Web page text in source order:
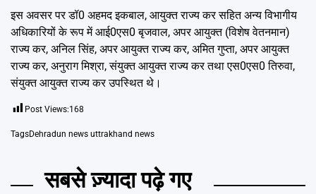
इस अवसर पर डॉ0 अहमद इकबाल, आयुक्त राज्य कर सहित अन्य विभागीय
अधिकारियों के रूप में आई0एस0 बृजवाल, अपर आयुक्त (विशेष वेतनमान)
राज्य कर, अनिल सिंह, अपर आयुक्त राज्य कर, अमित गुप्ता, अपर आयुक्त
राज्य कर, अनुराग मिश्रा, संयुक्त आयुक्त राज्य कर तथा एस0एस0 तिरुवा,
संयुक्त आयुक्त राज्य कर उपस्थित थे।
Post Views:168
TagsDehradun news uttrakhand news
सबसे ज़्यादा पढ़े गए